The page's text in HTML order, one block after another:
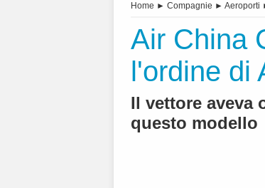
Home ► Compagnie ► Aeroporti
Air China
l'ordine di
Il vettore aveva
questo modello